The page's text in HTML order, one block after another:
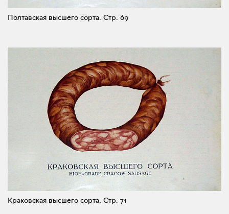
Полтавская высшего сорта. Стр. 69
Краковская высшего сорта. Стр. 71